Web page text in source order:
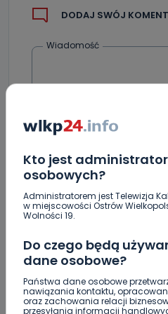
Kto jest
osobowych?
Administratorem jest Telewizja
w miejscowości Ostrów
Wolności 19.
Do czego będą
dane osobowe?
Państwa dane osobowe
nawiązania kontaktu,
oraz zachowania relacji
przesyłania informacji
DODAJ SWÓJ
Wiadomość
Podpis
Email